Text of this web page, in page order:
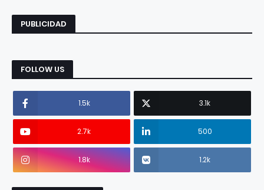
PUBLICIDAD
FOLLOW US
1.5k 3.1k
2.7k 500
1.8k 1.2k